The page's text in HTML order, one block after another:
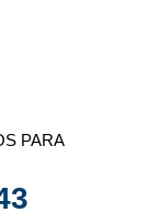
PARA